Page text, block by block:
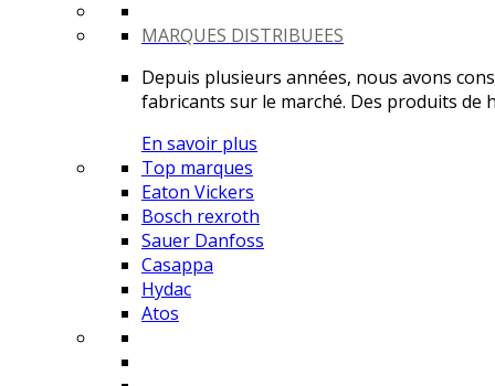
MARQUES DISTRIBUEES
Depuis plusieurs années, nous avons
fabricants sur le marché. Des produits de
En savoir plus
Top marques
Eaton Vickers
Bosch rexroth
Sauer Danfoss
Casappa
Hydac
Atos